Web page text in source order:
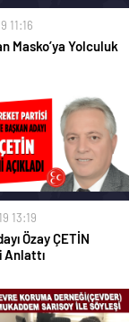
11:16
Masko’ya Yolculuk
13:19
Özay ÇETİN
Anlattı